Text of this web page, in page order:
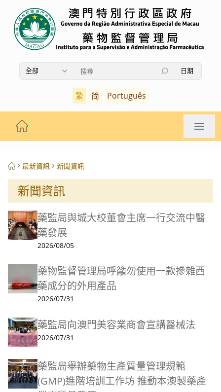
全部
日期
繁 简 Português
最新資訊 新聞資訊
新聞資訊
藥監局與城大校董會主席一行交流中醫
藥發展
2026/08/05
藥物監督管理局呼籲勿使用一款摻雜西
藥成分的外用產品
2026/07/31
藥監局向澳門美容業商會宣講醫械法
2026/07/31
藥監局舉辦藥物生產質量管理規範
(GMP)進階培訓工作坊 推動本澳製藥產